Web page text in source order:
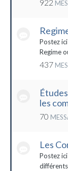
922
Postez
Regime
437
les
70
Les
Postez